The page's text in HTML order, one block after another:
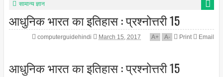
सामान्य ज्ञान
आधुनिक भारत का इतिहास : प्रश्नोत्तरी 15
computerguidehindi March 15, 2017 A+ A- Print Email
आधुनिक भारत का इतिहास : प्रश्नोत्तरी 15